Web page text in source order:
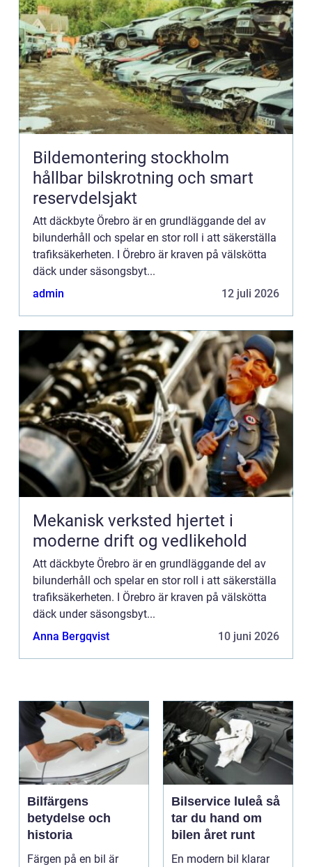
Bildemontering stockholm
hållbar bilskrotning och smart
reservdelsjakt
Att däckbyte Örebro är en grundläggande del av
bilunderhåll och spelar en stor roll i att säkerställa
trafiksäkerheten. I Örebro är kraven på välskötta
däck under säsongsbyt...
admin
12 juli 2026
Mekanisk verksted hjertet i
moderne drift og vedlikehold
Att däckbyte Örebro är en grundläggande del av
bilunderhåll och spelar en stor roll i att säkerställa
trafiksäkerheten. I Örebro är kraven på välskötta
däck under säsongsbyt...
Anna Bergqvist
10 juni 2026
Bilfärgens
betydelse och
historia
Färgen på en bil är
Bilservice luleå så
tar du hand om
bilen året runt
En modern bil klarar